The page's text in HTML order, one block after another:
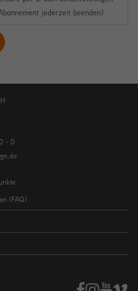
jederzeit beenden)
- 0
(FAQ)